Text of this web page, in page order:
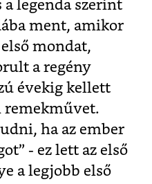
legenda szerint
ment, amikor
mondat,
a regény
évekig kellett
remekművet.
ha az ember
- ez lett az első
a legjobb első